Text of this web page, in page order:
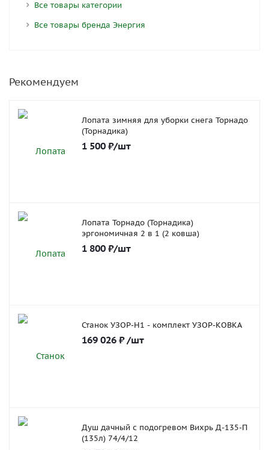
Все товары категории
Все товары бренда Энергия
Рекомендуем
Лопата зимняя для уборки снега Торнадо
(Торнадика)
1 500 ₽/шт
Лопата Торнадо (Торнадика)
эргономичная 2 в 1 (2 ковша)
1 800 ₽/шт
Станок УЗОР-Н1 - комплект УЗОР-КОВКА
169 026 ₽ /шт
Душ дачный с подогревом Вихрь Д-135-П
(135л) 74/4/12